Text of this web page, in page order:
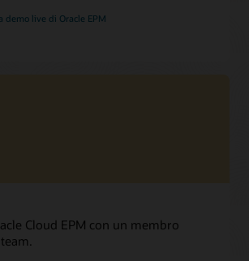
demo live di Oracle EPM
Cloud EPM con un membro